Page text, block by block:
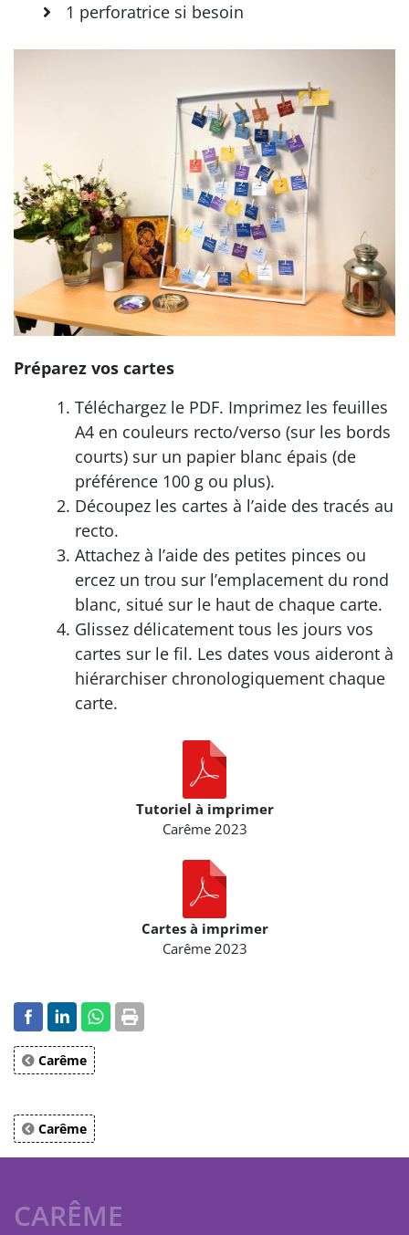
1 perforatrice si besoin
Préparez vos cartes
Téléchargez le PDF. Imprimez les feuilles
A4 en couleurs recto/verso (sur les bords
courts) sur un papier blanc épais (de
préférence 100 g ou plus).
Découpez les cartes à l’aide des tracés au
recto.
Attachez à l’aide des petites pinces ou
ercez un trou sur l’emplacement du rond
blanc, situé sur le haut de chaque carte.
Glissez délicatement tous les jours vos
cartes sur le fil. Les dates vous aideront à
hiérarchiser chronologiquement chaque
carte.
Tutoriel à imprimer
Carême 2023
Cartes à imprimer
Carême 2023
Carême
Carême
CARÊME